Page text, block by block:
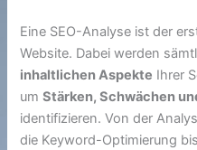
Eine SEO-Analyse ist der
Website. Dabei werden
inhaltlichen Aspekte Ihrer
umStärken, Schwächen
identifizieren. Von der
die Keyword-Optimierung